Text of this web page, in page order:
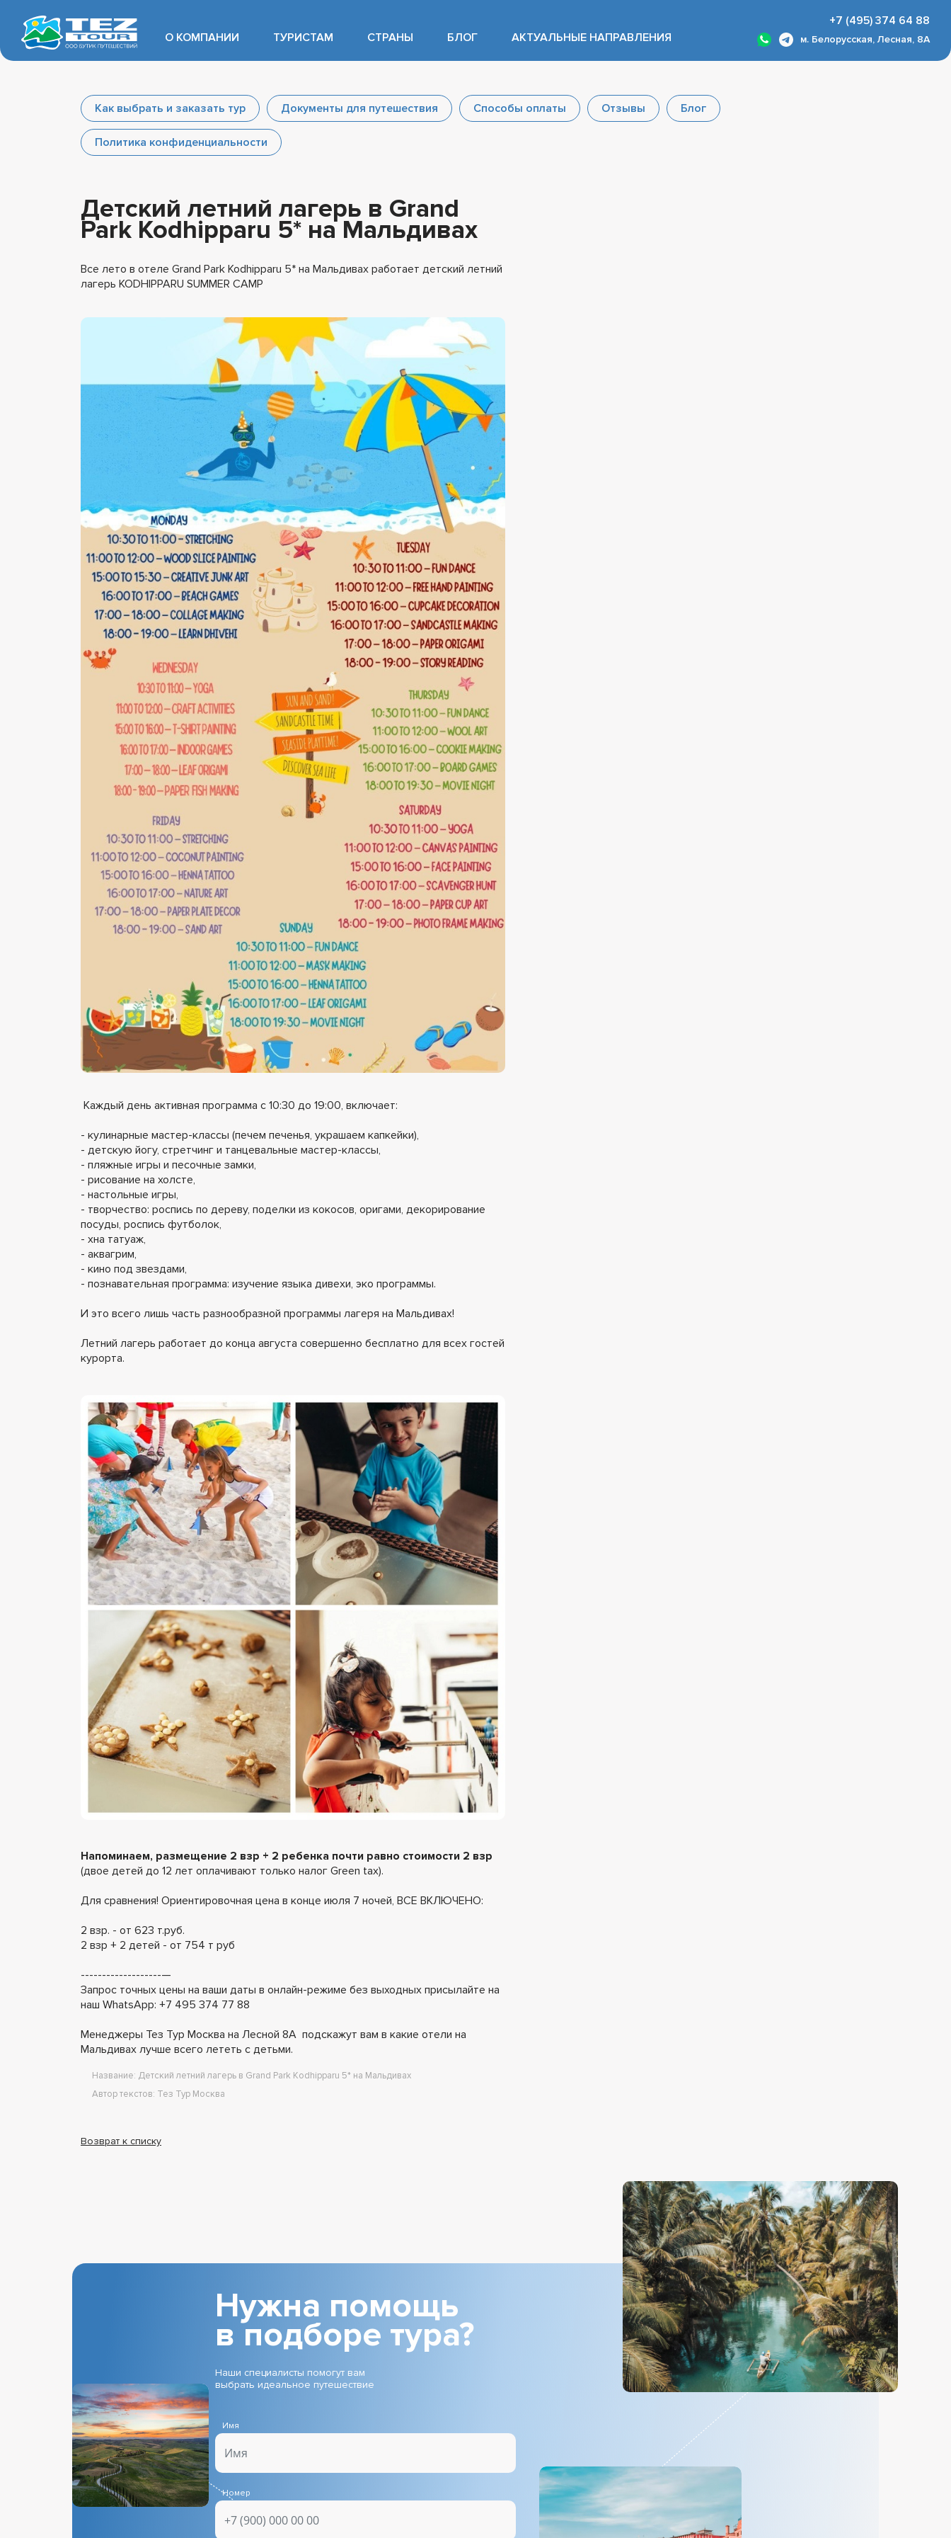
О КОМПАНИИ ТУРИСТАМ СТРАНЫ БЛОГ АКТУАЛЬНЫЕ НАПРАВЛЕНИЯ
+7 (495) 374 64 88
м. Белорусская, Лесная, 8А
Как выбрать и заказать тур Документы для путешествия Способы оплаты Отзывы Блог
Политика конфиденциальности
Детский летний лагерь в Grand
Park Kodhipparu 5* на Мальдивах
Все лето в отеле Grand Park Kodhipparu 5* на Мальдивах работает детский летний
лагерь KODHIPPARU SUMMER CAMP
Каждый день активная программа с 10:30 до 19:00, включает:
- кулинарные мастер-классы (печем печенья, украшаем капкейки),
- детскую йогу, стретчинг и танцевальные мастер-классы,
- пляжные игры и песочные замки,
- рисование на холсте,
- настольные игры,
- творчество: роспись по дереву, поделки из кокосов, оригами, декорирование
посуды, роспись футболок,
- хна татуаж,
- аквагрим,
- кино под звездами,
- познавательная программа: изучение языка дивехи, эко программы.
И это всего лишь часть разнообразной программы лагеря на Мальдивах!
Летний лагерь работает до конца августа совершенно бесплатно для всех гостей
курорта.
Напоминаем, размещение 2 взр + 2 ребенка почти равно стоимости 2 взр
(двое детей до 12 лет оплачивают только налог Green tax).
Для сравнения! Ориентировочная цена в конце июля 7 ночей, ВСЕ ВКЛЮЧЕНО:
2 взр. - от 623 т.руб.
2 взр + 2 детей - от 754 т руб
-------------------—
Запрос точных цены на ваши даты в онлайн-режиме без выходных присылайте на
наш WhatsApp: +7 495 374 77 88
Менеджеры Тез Тур Москва на Лесной 8А подскажут вам в какие отели на
Мальдивах лучше всего лететь с детьми.
Название: Детский летний лагерь в Grand Park Kodhipparu 5* на Мальдивах
Автор текстов: Тез Тур Москва
Возврат к списку
Нужна помощь
в подборе тура?
Наши специалисты помогут вам
выбрать идеальное путешествие
Имя
Номер